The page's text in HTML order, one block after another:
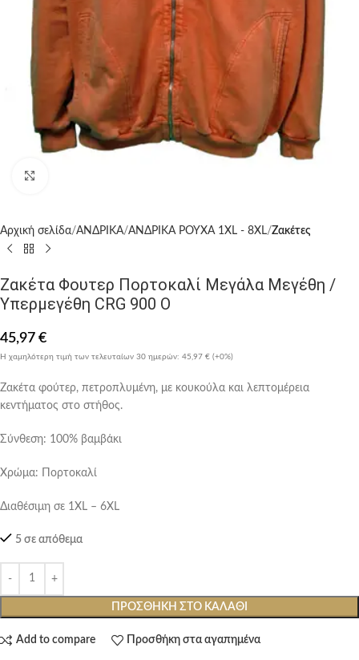
Αρχική σελίδα ΑΝΔΡΙΚΑ ΑΝΔΡΙΚΑ ΡΟΥΧΑ 1XL - 8XL Ζακέτες
Ζακέτα Φουτερ Πορτοκαλί Μεγάλα Μεγέθη /
Υπερμεγέθη CRG 900 O
45,97 €
Η χαμηλότερη τιμή των τελευταίων 30 ημερών: 45,97 € (+0%)
Ζακέτα φούτερ, πετροπλυμένη, με κουκούλα και λεπτομέρεια
κεντήματος στο στήθος.
Σύνθεση: 100% βαμβάκι
Χρώμα: Πορτοκαλί
Διαθέσιμη σε 1XL – 6XL
5 σε απόθεμα
ΠΡΟΣΘΉΚΗ ΣΤΟ ΚΑΛΆΘΙ
Add to compare Προσθήκη στα αγαπημένα